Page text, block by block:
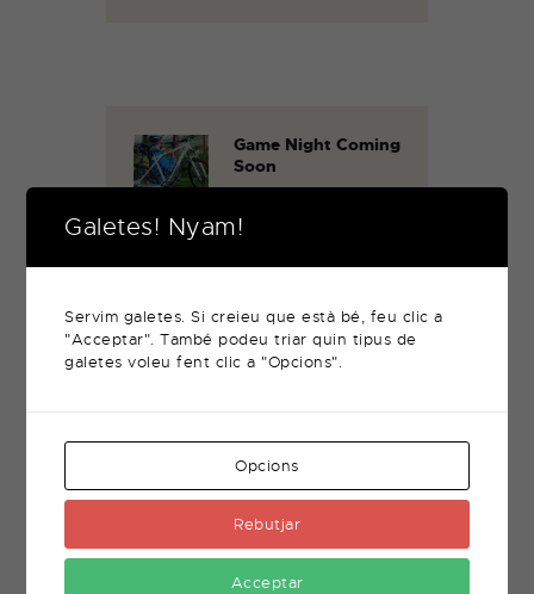
Game Night Coming
Soon
novembre 17, 2017
Music Channels
Available Now
Galetes! Nyam!
Servim galetes. Si creieu que està bé, feu clic a
"Acceptar". També podeu triar quin tipus de
galetes voleu fent clic a "Opcions".
Opcions
Rebutjar
Acceptar